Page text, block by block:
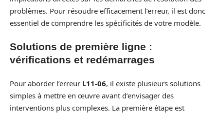
problèmes. Pour résoudre efficacement l’erreur, il est donc
essentiel de comprendre les spécificités de votre modèle.
Solutions de première ligne :
vérifications et redémarrages
Pour aborder l’erreur L11-06, il existe plusieurs solutions
simples à mettre en œuvre avant d’envisager des
interventions plus complexes. La première étape est